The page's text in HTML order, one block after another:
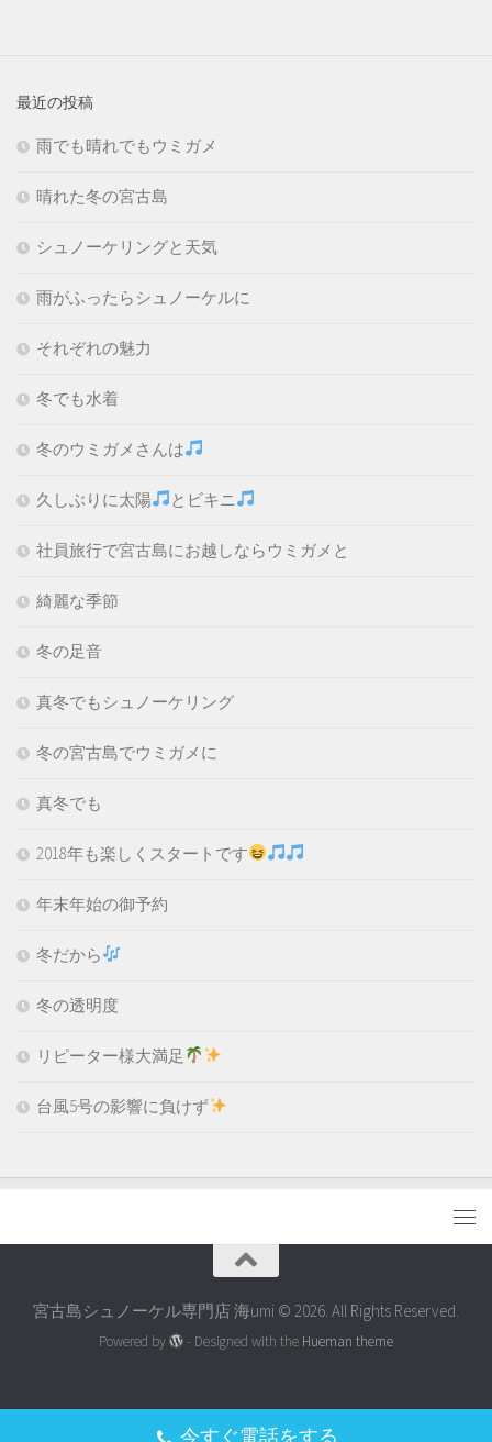
最近の投稿
雨でも晴れでもウミガメ
晴れた冬の宮古島
シュノーケリングと天気
雨がふったらシュノーケルに
それぞれの魅力
冬でも水着
冬のウミガメさんは
久しぶりに太陽 とビキニ
社員旅行で宮古島にお越しならウミガメと
綺麗な季節
冬の足音
真冬でもシュノーケリング
冬の宮古島でウミガメに
真冬でも
2018年も楽しくスタートです
年末年始の御予約
冬だから
冬の透明度
リピーター様大満足
台風5号の影響に負けず
宮古島シュノーケル専門店 海umi © 2026. All Rights Reserved.
Powered by - Designed with the Hueman theme
今すぐ電話をする